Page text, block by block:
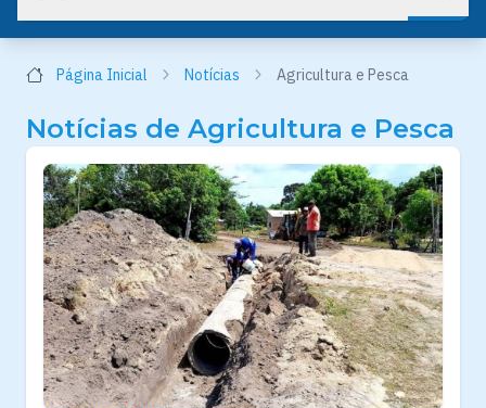
Página Inicial Notícias Agricultura e Pesca
Notícias de Agricultura e Pesca